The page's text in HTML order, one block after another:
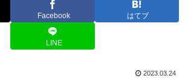
Facebook はてブ
LINE
2023.03.24